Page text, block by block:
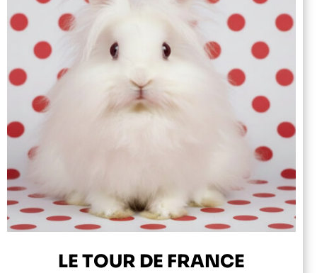
LE TOUR DE FRANCE